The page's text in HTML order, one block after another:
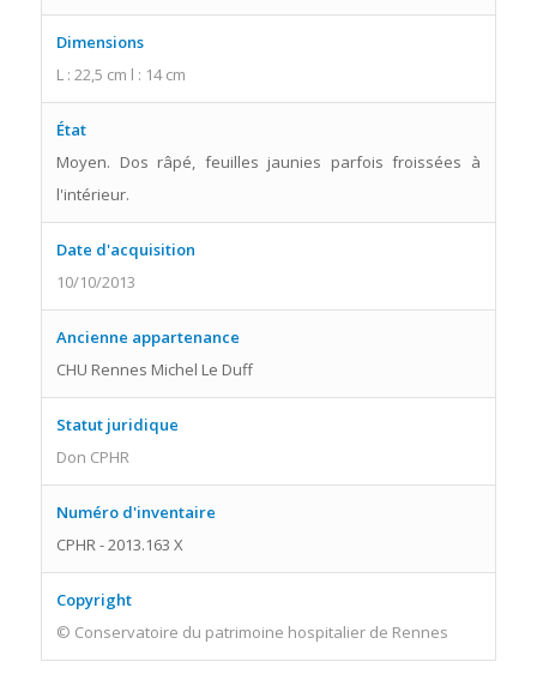
Dimensions
L : 22,5 cm l : 14 cm
État
Moyen. Dos râpé, feuilles jaunies parfois froissées à
l'intérieur.
Date d'acquisition
10/10/2013
Ancienne appartenance
CHU Rennes Michel Le Duff
Statut juridique
Don CPHR
Numéro d'inventaire
CPHR - 2013.163 X
Copyright
© Conservatoire du patrimoine hospitalier de Rennes